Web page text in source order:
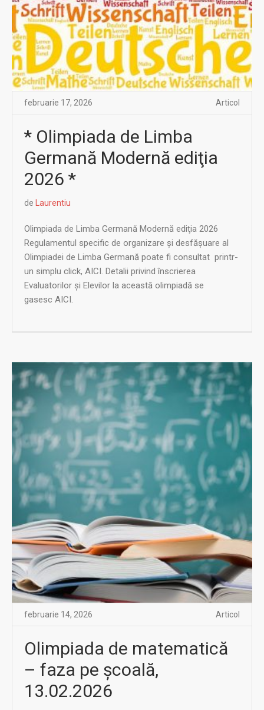
februarie 17, 2026 Articol
* Olimpiada de Limba
Germană Modernă ediţia
2026 *
de Laurentiu
Olimpiada de Limba Germană Modernă ediţia 2026
Regulamentul specific de organizare şi desfăşuare al
Olimpiadei de Limba Germană poate fi consultat printr-
un simplu click, AICI. Detalii privind înscrierea
Evaluatorilor și Elevilor la această olimpiadă se
gasesc AICI.
februarie 14, 2026 Articol
Olimpiada de matematică
– faza pe școală,
13.02.2026